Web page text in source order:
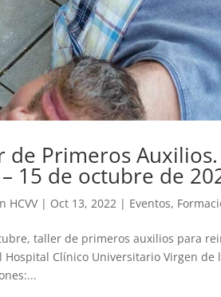
de Primeros
– 15 de octubre de
HCVV| Oct 13, 2022 | Eventos,
taller de primeros auxilios para
Clínico Universitario Virgen de